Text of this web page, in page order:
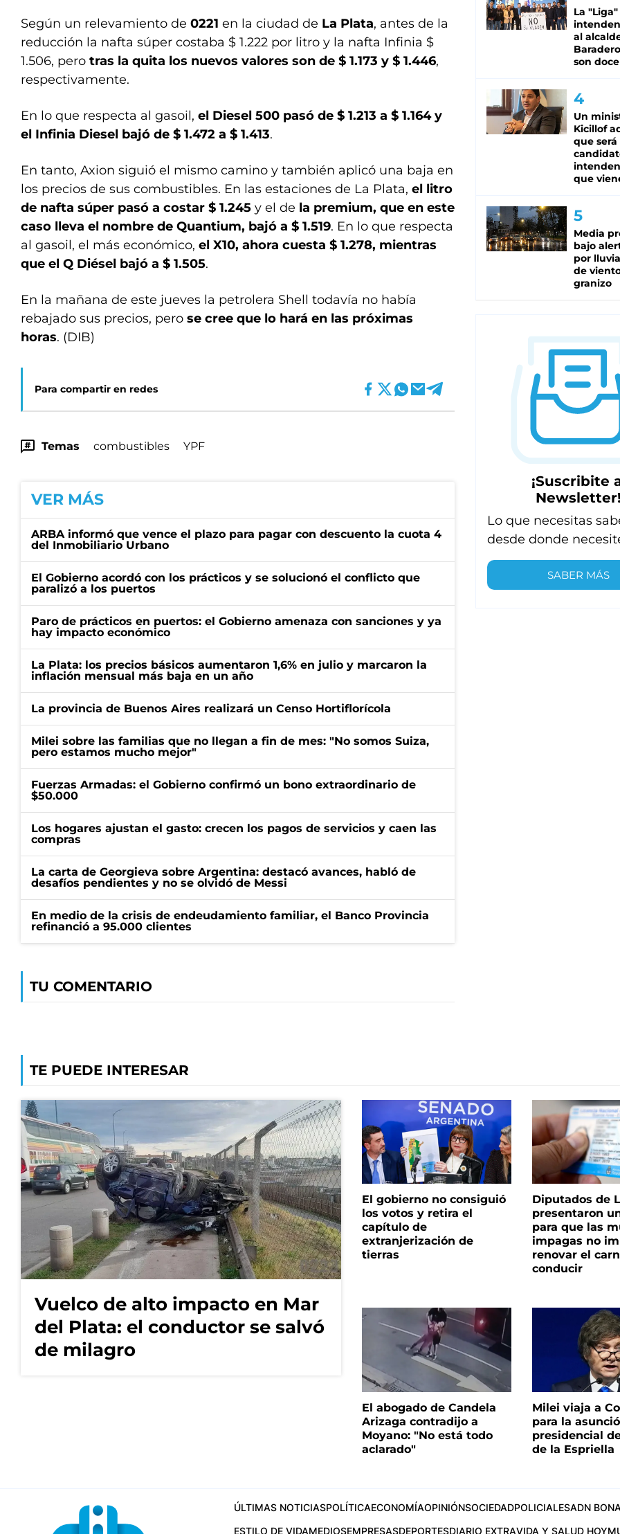
Según un relevamiento de 0221 en la ciudad de La Plata, antes de la
reducción la nafta súper costaba $ 1.222 por litro y la nafta Infinia $
1.506, pero tras la quita los nuevos valores son de $ 1.173 y $ 1.446,
respectivamente.
En lo que respecta al gasoil, el Diesel 500 pasó de $ 1.213 a $ 1.164 y
el Infinia Diesel bajó de $ 1.472 a $ 1.413.
En tanto, Axion siguió el mismo camino y también aplicó una baja en
los precios de sus combustibles. En las estaciones de La Plata, el litro
de nafta súper pasó a costar $ 1.245 y el de la premium, que en este
caso lleva el nombre de Quantium, bajó a $ 1.519. En lo que respecta
al gasoil, el más económico, el X10, ahora cuesta $ 1.278, mientras
que el Q Diésel bajó a $ 1.505.
En la mañana de este jueves la petrolera Shell todavía no había
rebajado sus precios, pero se cree que lo hará en las próximas
horas. (DIB)
Para compartir en redes
Temas combustibles YPF
VER MÁS
ARBA informó que vence el plazo para pagar con descuento la cuota 4
del Inmobiliario Urbano
El Gobierno acordó con los prácticos y se solucionó el conflicto que
paralizó a los puertos
Paro de prácticos en puertos: el Gobierno amenaza con sanciones y ya
hay impacto económico
La Plata: los precios básicos aumentaron 1,6% en julio y marcaron la
inflación mensual más baja en un año
La provincia de Buenos Aires realizará un Censo Hortiflorícola
Milei sobre las familias que no llegan a fin de mes: "No somos Suiza,
pero estamos mucho mejor"
Fuerzas Armadas: el Gobierno confirmó un bono extraordinario de
$50.000
Los hogares ajustan el gasto: crecen los pagos de servicios y caen las
compras
La carta de Georgieva sobre Argentina: destacó avances, habló de
desafíos pendientes y no se olvidó de Messi
En medio de la crisis de endeudamiento familiar, el Banco Provincia
refinanció a 95.000 clientes
TU COMENTARIO
La
al
son doce
Un
Kicillof
que será
que
Media
bajo
por
de
granizo
¡Suscribite
Newsletter!
Lo que necesitas
desde donde
SABER MÁS
TE PUEDE INTERESAR
Vuelco de alto impacto en Mar
del Plata: el conductor se salvó
de milagro
El gobierno no consiguió
los votos y retira el
capítulo de
extranjerización de
tierras
Diputados de
presentaron
para que las
impagas no
renovar el
conducir
El abogado de Candela
Arizaga contradijo a
Moyano: "No está todo
aclarado"
Milei viaja a
para la
presidencial
de la Espriella
ÚLTIMAS NOTICIASPOLÍTICAECONOMÍAOPINIÓNSOCIEDADPOLICIALESADN
ESTILO DE VIDAMEDIOSEMPRESASDEPORTESDIARIO EXTRAVIDA Y SALUD HOY